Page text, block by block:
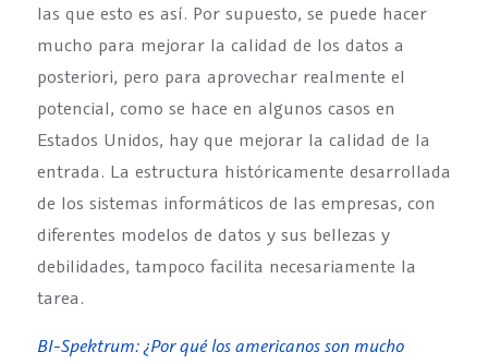
las que esto es así. Por supuesto, se puede hacer
mucho para mejorar la calidad de los datos a
posteriori, pero para aprovechar realmente el
potencial, como se hace en algunos casos en
Estados Unidos, hay que mejorar la calidad de la
entrada. La estructura históricamente desarrollada
de los sistemas informáticos de las empresas, con
diferentes modelos de datos y sus bellezas y
debilidades, tampoco facilita necesariamente la
tarea.
BI-Spektrum: ¿Por qué los americanos son mucho